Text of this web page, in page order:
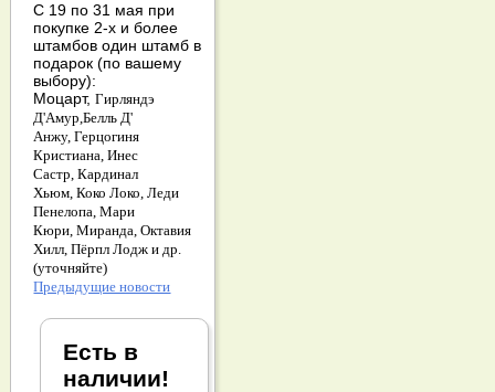
С 19 по 31 мая при
покупке 2-х и более
штамбов один штамб в
подарок (по вашему
выбору):
Моцарт,Гирляндэ
Д'Амур,Белль Д'
Анжу,Герцогиня
Кристиана,Инес
Састр,Кардинал
Хьюм,Коко Локо,Леди
Пенелопа,Мари
Кюри,Миранда,Октавия
Хилл,Пёрпл Лодж и др.
(уточняйте)
Предыдущие новости
Есть в
наличии!